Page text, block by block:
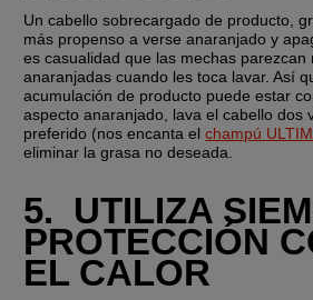
Un cabello sobrecargado de producto,
más propenso a verse anaranjado y
es casualidad que las mechas parezcan
anaranjadas cuando les toca lavar. Así
acumulación de producto puede estar
aspecto anaranjado, lava el cabello dos
preferido (nos encanta el champú
eliminar la grasa no deseada.
5.  UTILIZA
PROTECCIÓN
EL CALOR